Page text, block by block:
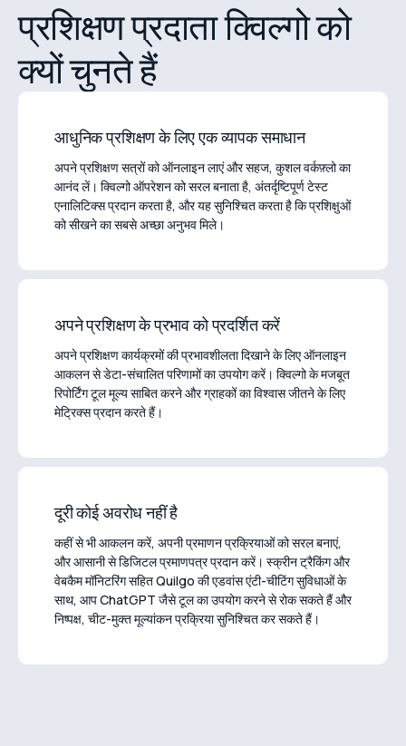
प्रशिक्षण प्रदाता क्विल्गो को
क्यों चुनते हैं
आधुनिक प्रशिक्षण के लिए एक व्यापक समाधान
अपने प्रशिक्षण सत्रों को ऑनलाइन लाएं और सहज, कुशल वर्कफ़्लो का
आनंद लें। क्विल्गो ऑपरेशन को सरल बनाता है, अंतर्दृष्टिपूर्ण टेस्ट
एनालिटिक्स प्रदान करता है, और यह सुनिश्चित करता है कि प्रशिक्षुओं
को सीखने का सबसे अच्छा अनुभव मिले।
अपने प्रशिक्षण के प्रभाव को प्रदर्शित करें
अपने प्रशिक्षण कार्यक्रमों की प्रभावशीलता दिखाने के लिए ऑनलाइन
आकलन से डेटा-संचालित परिणामों का उपयोग करें। क्विल्गो के मजबूत
रिपोर्टिंग टूल मूल्य साबित करने और ग्राहकों का विश्वास जीतने के लिए
मेट्रिक्स प्रदान करते हैं।
दूरी कोई अवरोध नहीं है
कहीं से भी आकलन करें, अपनी प्रमाणन प्रक्रियाओं को सरल बनाएं,
और आसानी से डिजिटल प्रमाणपत्र प्रदान करें। स्क्रीन ट्रैकिंग और
वेबकैम मॉनिटरिंग सहित Quilgo की एडवांस एंटी-चीटिंग सुविधाओं के
साथ, आप ChatGPT जैसे टूल का उपयोग करने से रोक सकते हैं और
निष्पक्ष, चीट-मुक्त मूल्यांकन प्रक्रिया सुनिश्चित कर सकते हैं।